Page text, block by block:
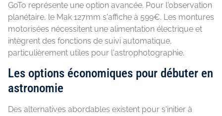
GoTo représente une option avancée. Pour l'observation
planétaire, le Mak 127mm s'affiche à 599€. Les montures
motorisées nécessitent une alimentation électrique et
intègrent des fonctions de suivi automatique,
particulièrement utiles pour l'astrophotographie.
Les options économiques pour débuter en
astronomie
Des alternatives abordables existent pour s'initier à